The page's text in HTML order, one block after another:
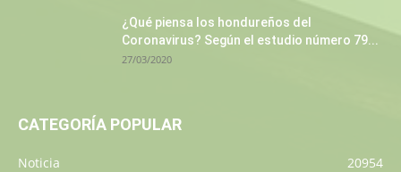
¿Qué piensa los hondureños del
Coronavirus? Según el estudio número 79...
27/03/2020
CATEGORÍA POPULAR
Noticia
20954